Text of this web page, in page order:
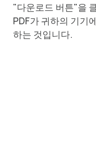
"다운로드 버튼"을
PDF가 귀하의 기기
하는 것입니다.